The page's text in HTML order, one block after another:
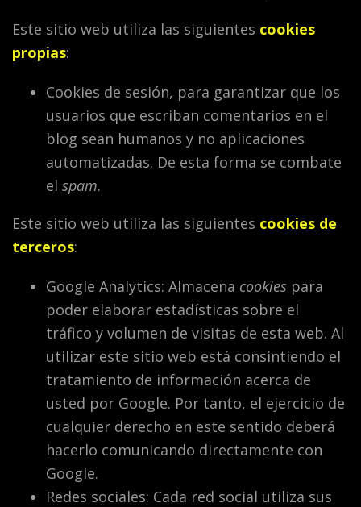
Este sitio web utiliza las siguientes cookies
propias:
Cookies de sesión, para garantizar que los
usuarios que escriban comentarios en el
blog sean humanos y no aplicaciones
automatizadas. De esta forma se combate
elspam.
Este sitio web utiliza las siguientes cookies de
terceros:
Google Analytics: Almacena cookies para
poder elaborar estadísticas sobre el
tráfico y volumen de visitas de esta web. Al
utilizar este sitio web está consintiendo el
tratamiento de información acerca de
usted por Google. Por tanto, el ejercicio de
cualquier derecho en este sentido deberá
hacerlo comunicando directamente con
Google.
Redes sociales: Cada red social utiliza sus